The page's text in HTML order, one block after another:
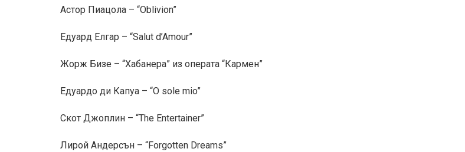
Астор Пиацола – “Oblivion”
Едуард Елгар – “Salut d’Amour”
Жорж Бизе – “Хабанера” из операта “Кармен”
Едуардо ди Капуа – “O sole mio”
Скот Джоплин – “The Entertainer”
Лирой Андерсън – “Forgotten Dreams”